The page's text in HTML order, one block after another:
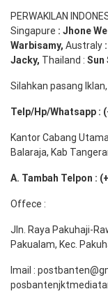
PERWAKILAN
Singapure : Jhone
Warbisamy, Australy :
Jacky, Thailand : Sun
Silahkan pasang
Telp/Hp/Whatsapp :
Kantor Cabang
Balaraja, Kab
A. Tambah Telpon :
Offece :
Jln. Raya Pakuhaji-
Pakualam, Kec.
Imail :